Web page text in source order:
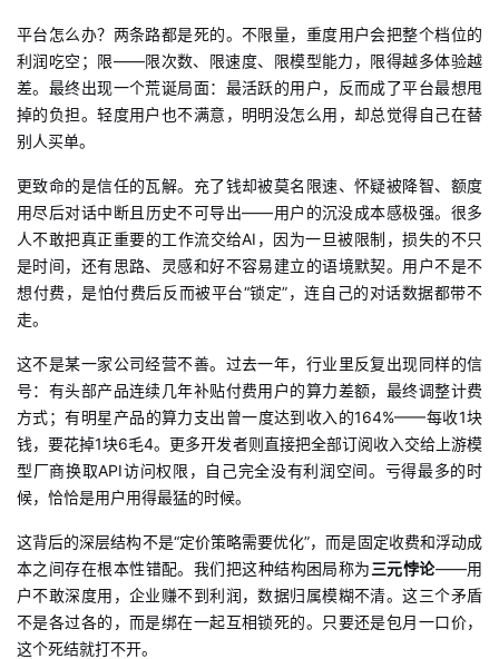
平台怎么办？两条路都是死的。不限量，重度用户会把整个档位的
利润吃空；限——限次数、限速度、限模型能力，限得越多体验越
差。最终出现一个荒诞局面：最活跃的用户，反而成了平台最想甩
掉的负担。轻度用户也不满意，明明没怎么用，却总觉得自己在替
别人买单。
更致命的是信任的瓦解。充了钱却被莫名限速、怀疑被降智、额度
用尽后对话中断且历史不可导出——用户的沉没成本感极强。很多
人不敢把真正重要的工作流交给AI，因为一旦被限制，损失的不只
是时间，还有思路、灵感和好不容易建立的语境默契。用户不是不
想付费，是怕付费后反而被平台“锁定”，连自己的对话数据都带不
走。
这不是某一家公司经营不善。过去一年，行业里反复出现同样的信
号：有头部产品连续几年补贴付费用户的算力差额，最终调整计费
方式；有明星产品的算力支出曾一度达到收入的164%——每收1块
钱，要花掉1块6毛4。更多开发者则直接把全部订阅收入交给上游模
型厂商换取API访问权限，自己完全没有利润空间。亏得最多的时
候，恰恰是用户用得最猛的时候。
这背后的深层结构不是“定价策略需要优化”，而是固定收费和浮动成
本之间存在根本性错配。我们把这种结构困局称为三元悖论——用
户不敢深度用，企业赚不到利润，数据归属模糊不清。这三个矛盾
不是各过各的，而是绑在一起互相锁死的。只要还是包月一口价，
这个死结就打不开。